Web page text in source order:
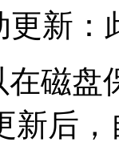
更新
在磁
新后